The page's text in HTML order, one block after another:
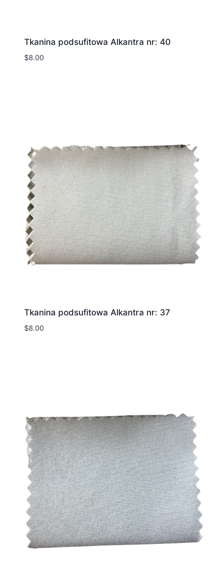
Tkanina podsufitowa Alkantra nr: 40
$8.00
Tkanina podsufitowa Alkantra nr: 37
$8.00